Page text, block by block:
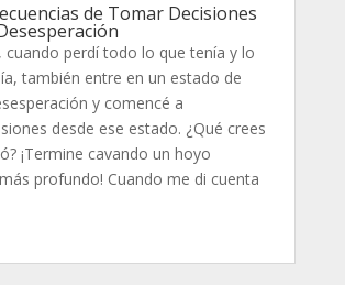
de Tomar Decisiones
cuando perdí todo lo que tenía y lo
también entre en un estado de
y comencé a
desde ese estado. ¿Qué crees
¡Termine cavando un hoyo
profundo! Cuando me di cuenta